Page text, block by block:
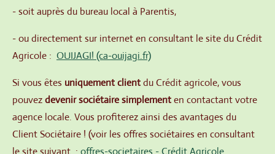
- soit auprès du bureau local à Parentis,
- ou directement sur internet en consultant le site du Crédit
Agricole : OUIJAGI! (ca-ouijagi.fr)
Si vous êtes uniquement clientdu Crédit agricole, vous
pouvezdevenir sociétaire simplementen contactant votre
agence locale. Vous profiterez ainsi des avantages du
Client Sociétaire ! (voir les offres sociétaires en consultant
le site suivant : offres-societaires - Crédit Agricole